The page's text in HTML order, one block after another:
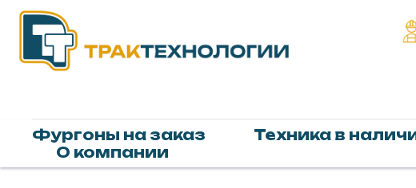
Фургоны на заказ Техника в
О компании